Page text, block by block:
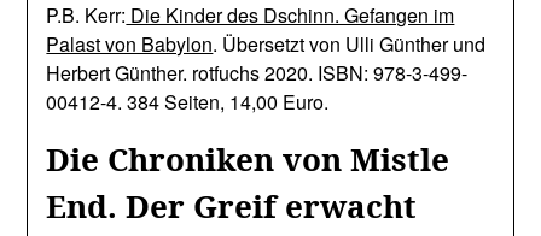
P.B. Kerr: Die Kinder des Dschinn. Gefangen im
Palast von Babylon. Übersetzt von Ulli Günther und
Herbert Günther. rotfuchs 2020. ISBN: 978-3-499-
00412-4. 384 Seiten, 14,00 Euro.
Die Chroniken von Mistle
End. Der Greif erwacht